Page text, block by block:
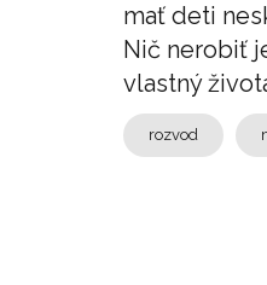
mať deti
Nič nerobiť
vlastný
rozvod